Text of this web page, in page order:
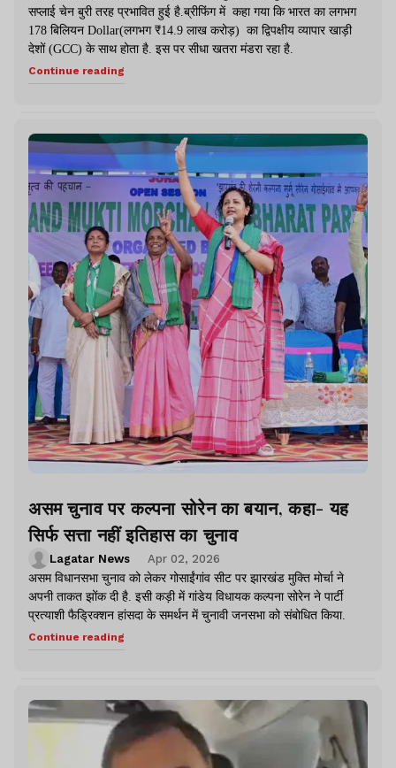
सप्लाई चेन बुरी तरह प्रभावित हुई है.ब्रीफिंग में कहा गया कि भारत का लगभग
178 बिलियन Dollar(लगभग ₹14.9 लाख करोड़) का द्विपक्षीय व्यापार खाड़ी
देशों (GCC) के साथ होता है. इस पर सीधा खतरा मंडरा रहा है.
Continue reading
असम चुनाव पर कल्पना सोरेन का बयान, कहा- यह
सिर्फ सत्ता नहीं इतिहास का चुनाव
Lagatar News
Apr 02, 2026
असम विधानसभा चुनाव को लेकर गोसाईंगांव सीट पर झारखंड मुक्ति मोर्चा ने
अपनी ताकत झोंक दी है. इसी कड़ी में गांडेय विधायक कल्पना सोरेन ने पार्टी
प्रत्याशी फैड्रिक्शन हांसदा के समर्थन में चुनावी जनसभा को संबोधित किया.
Continue reading